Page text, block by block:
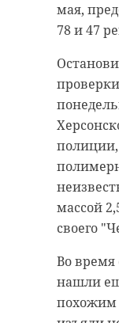
мая,
78 и 47
полиции,
массой
своего
Во время
нашли
похожим